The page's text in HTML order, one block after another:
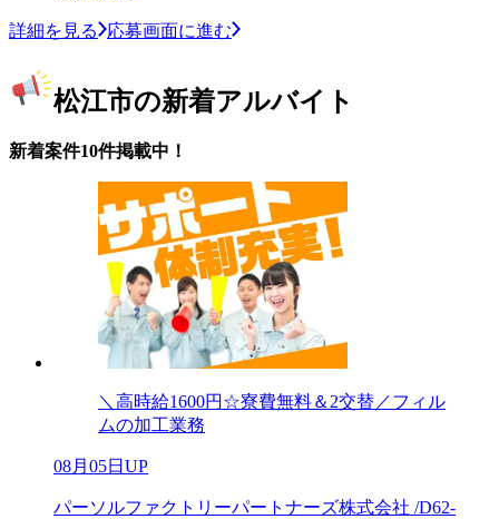
詳細を見る 応募画面に進む
松江市の新着アルバイト
新着案件10件掲載中！
＼高時給1600円☆寮費無料＆2交替／フィル
ムの加工業務
08月05日UP
パーソルファクトリーパートナーズ株式会社 /D62-